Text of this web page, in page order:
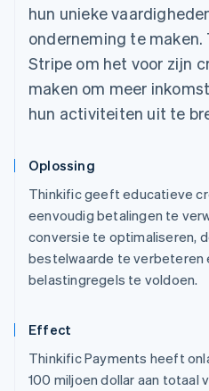
hun unieke
onderneming te
Stripe om het voor zijn
maken om meer
hun activiteiten uit te
Oplossing
Thinkific geeft educatieve
eenvoudig betalingen te
conversie te optimaliseren,
bestelwaarde te verbeteren
belastingregels te voldoen.
Effect
Thinkific Payments heeft
100 miljoen dollar aan totaal